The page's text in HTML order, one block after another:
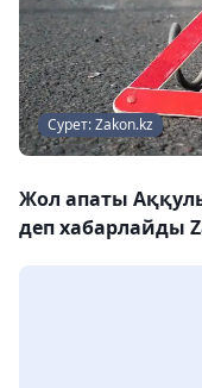
Сурет: Zakon.kz
Жол апаты
деп хабарлайды